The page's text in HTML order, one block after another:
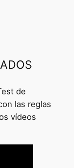
de
las reglas
vídeos